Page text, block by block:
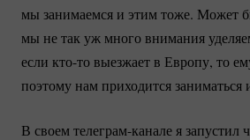
мы занимаемся и этим тоже. Может
мы не так уж много внимания
если кто-товыезжает в Европу, то
поэтому нам приходится заниматься
В своемтелеграм-канале я запустил